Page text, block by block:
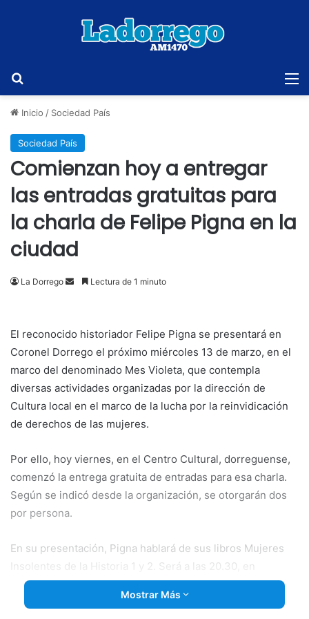
Inicio / Sociedad País
Sociedad País
Comienzan hoy a entregar
las entradas gratuitas para
la charla de Felipe Pigna en la
ciudad
La Dorrego
SendLectura de 1 minuto
El reconocido historiador Felipe Pigna se presentará en
Coronel Dorrego el próximo miércoles 13 de marzo, en el
marco del denominado Mes Violeta, que contempla
diversas actividades organizadas por la dirección de
Cultura local en el marco de la lucha por la reinvidicación
de derechos de las mujeres.
Por ello, hoy viernes, en el Centro Cultural, dorreguense,
comenzó la entrega gratuita de entradas para esa charla.
Según se indicó desde la organización, se otorgarán dos
por persona.
En su presentación, Pigna hablará de sus libros Mujeres
Insolentes de la Historia 1 y 2. Será a las 20.30, en
polideportivo municipal. Los asistentes podrán llevar cajas
de leche larga vida o leche en polvo para donar a una
Mostrar Más